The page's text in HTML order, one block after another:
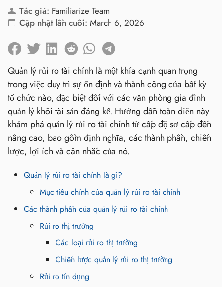
Tác giả: Familiarize Team
Cập nhật lần cuối: March 6, 2026
Quản lý rủi ro tài chính là một khía cạnh quan trọng
trong việc duy trì sự ổn định và thành công của bất kỳ
tổ chức nào, đặc biệt đối với các văn phòng gia đình
quản lý khối tài sản đáng kể. Hướng dẫn toàn diện này
khám phá quản lý rủi ro tài chính từ cấp độ sơ cấp đến
nâng cao, bao gồm định nghĩa, các thành phần, chiến
lược, lợi ích và cân nhắc của nó.
Quản lý rủi ro tài chính là gì?
Mục tiêu chính của quản lý rủi ro tài chính
Các thành phần của quản lý rủi ro tài chính
Rủi ro thị trường
Các loại rủi ro thị trường
Chiến lược quản lý rủi ro thị trường
Rủi ro tín dụng